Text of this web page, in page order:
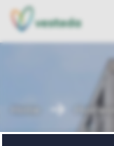
NL
EN